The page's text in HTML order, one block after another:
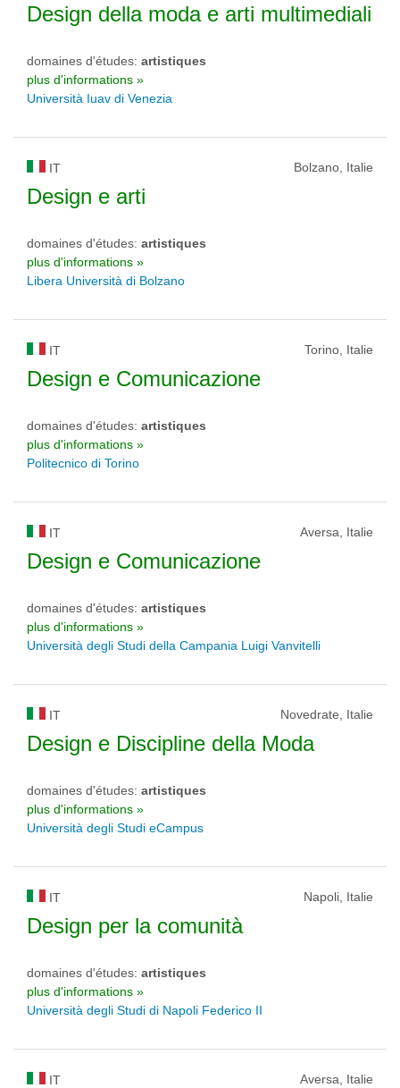
Design della moda e arti multimediali
domaines d'études: artistiques
plus d'informations »
Università Iuav di Venezia
IT Bolzano, Italie
Design e arti
domaines d'études: artistiques
plus d'informations »
Libera Università di Bolzano
IT Torino, Italie
Design e Comunicazione
domaines d'études: artistiques
plus d'informations »
Politecnico di Torino
IT Aversa, Italie
Design e Comunicazione
domaines d'études: artistiques
plus d'informations »
Università degli Studi della Campania Luigi Vanvitelli
IT Novedrate, Italie
Design e Discipline della Moda
domaines d'études: artistiques
plus d'informations »
Università degli Studi eCampus
IT Napoli, Italie
Design per la comunità
domaines d'études: artistiques
plus d'informations »
Università degli Studi di Napoli Federico II
IT Aversa, Italie